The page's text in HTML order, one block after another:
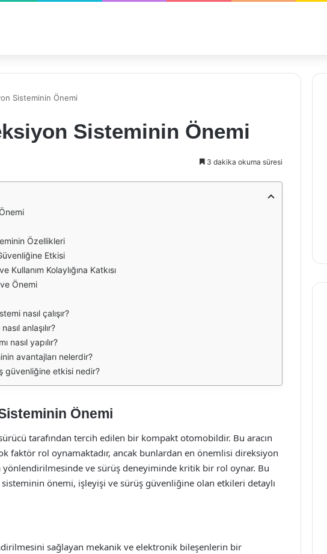
Sisteminin Önemi
Sisteminin Önemi
3 dakika okuma süresi
Özellikleri
Etkisi
Kolaylığına Katkısı
Önemi
nasıl çalışır?
anlaşılır?
nasıl yapılır?
avantajları nelerdir?
güvenliğine etkisi nedir?
Önemi
tarafından tercih edilen bir kompakt otomobildir. Bu aracın
faktör rol oynamaktadır, ancak bunlardan en önemlisi direksiyon
yönlendirilmesinde ve sürüş deneyiminde kritik bir rol oynar. Bu
sisteminin önemi, işleyişi ve sürüş güvenliğine olan etkileri detaylı
sağlayan mekanik ve elektronik bileşenlerin bir